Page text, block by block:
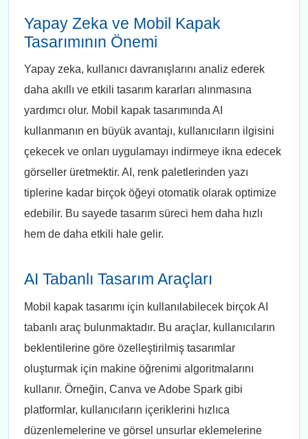
Yapay Zeka ve Mobil Kapak
Tasarımının Önemi
Yapay zeka, kullanıcı davranışlarını analiz ederek
daha akıllı ve etkili tasarım kararları alınmasına
yardımcı olur. Mobil kapak tasarımında AI
kullanmanın en büyük avantajı, kullanıcıların ilgisini
çekecek ve onları uygulamayı indirmeye ikna edecek
görseller üretmektir. AI, renk paletlerinden yazı
tiplerine kadar birçok öğeyi otomatik olarak optimize
edebilir. Bu sayede tasarım süreci hem daha hızlı
hem de daha etkili hale gelir.
AI Tabanlı Tasarım Araçları
Mobil kapak tasarımı için kullanılabilecek birçok AI
tabanlı araç bulunmaktadır. Bu araçlar, kullanıcıların
beklentilerine göre özelleştirilmiş tasarımlar
oluşturmak için makine öğrenimi algoritmalarını
kullanır. Örneğin, Canva ve Adobe Spark gibi
platformlar, kullanıcıların içeriklerini hızlıca
düzenlemelerine ve görsel unsurlar eklemelerine